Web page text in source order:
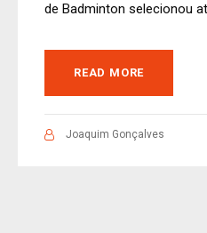
de Badminton selecionou
READ MORE
Joaquim Gonçalves